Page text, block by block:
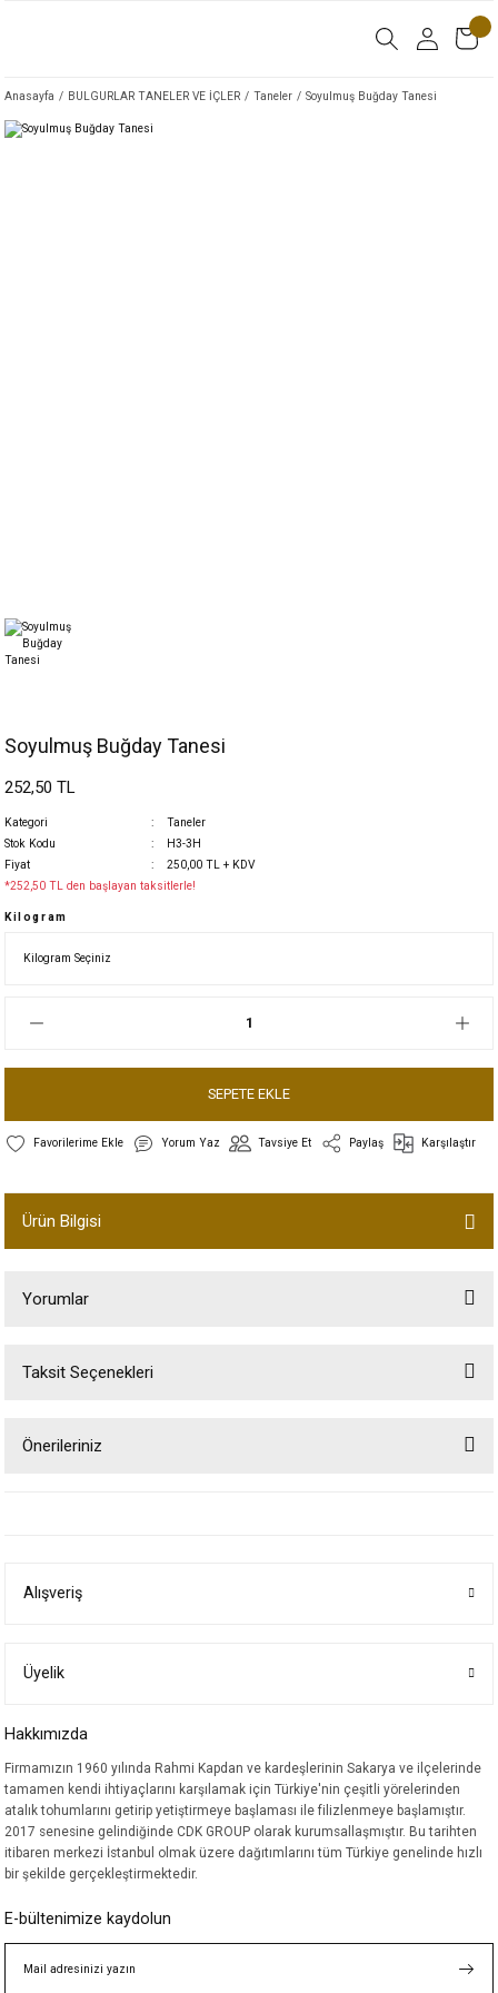
Anasayfa BULGURLAR TANELER VE İÇLER Taneler Soyulmuş Buğday Tanesi
Soyulmuş Buğday Tanesi
252,50 TL
Kategori
Taneler
Stok Kodu
H3-3H
Fiyat
250,00 TL + KDV
*252,50 TL den başlayan taksitlerle!
Kilogram
SEPETE EKLE
Yorum Yaz Tavsiye Et Paylaş Karşılaştır
Ürün Bilgisi
Yorumlar
Taksit Seçenekleri
Önerileriniz
Ürün bilgilerinde hatalar bulunuyor.
Bu ürüne benzer farklı alternatifler olmalı.
Alışveriş
Üyelik
Hakkımızda
Firmamızın 1960 yılında Rahmi Kapdan ve kardeşlerinin Sakarya ve ilçelerinde
tamamen kendi ihtiyaçlarını karşılamak için Türkiye'nin çeşitli yörelerinden
atalık tohumlarını getirip yetiştirmeye başlaması ile filizlenmeye başlamıştır.
2017 senesine gelindiğinde CDK GROUP olarak kurumsallaşmıştır. Bu tarihten
itibaren merkezi İstanbul olmak üzere dağıtımlarını tüm Türkiye genelinde hızlı
bir şekilde gerçekleştirmektedir.
E-bültenimize kaydolun